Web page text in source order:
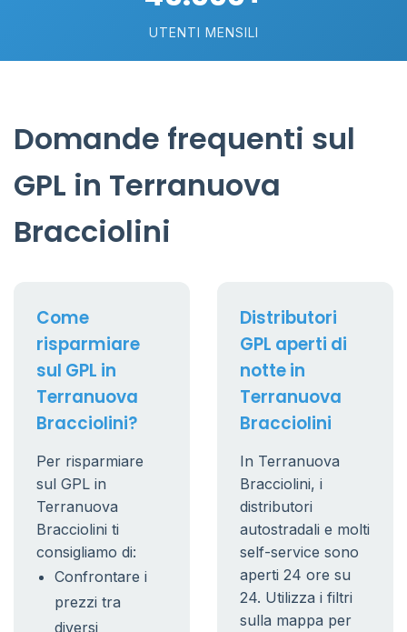
UTENTI MENSILI
Domande frequenti sul
GPL in Terranuova
Bracciolini
Come
risparmiare
sul GPL in
Terranuova
Bracciolini?
Per risparmiare
sul GPL in
Terranuova
Bracciolini ti
consigliamo di:
Confrontare i
prezzi tra
diversi
Distributori
GPL aperti di
notte in
Terranuova
Bracciolini
In Terranuova
Bracciolini, i
distributori
autostradali e molti
self-service sono
aperti 24 ore su
24. Utilizza i filtri
sulla mappa per